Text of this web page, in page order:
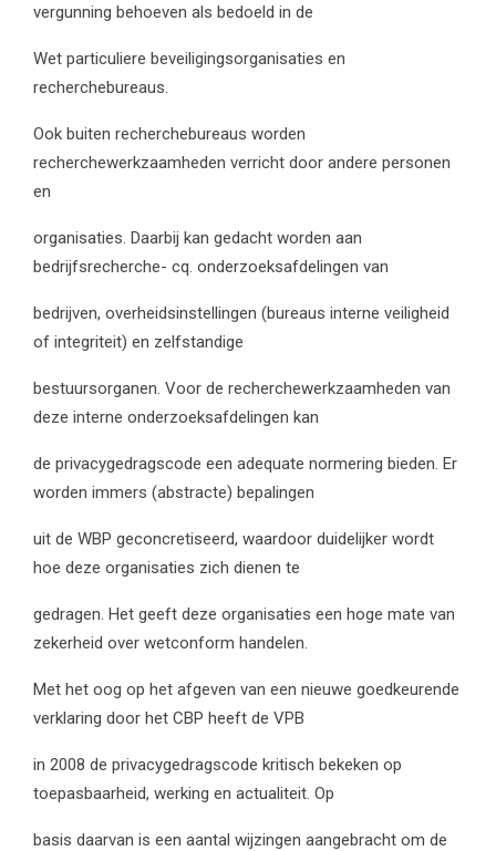
vergunning behoeven als bedoeld in de
Wet particuliere beveiligingsorganisaties en
recherchebureaus.
Ook buiten recherchebureaus worden
recherchewerkzaamheden verricht door andere personen
en
organisaties. Daarbij kan gedacht worden aan
bedrijfsrecherche- cq. onderzoeksafdelingen van
bedrijven, overheidsinstellingen (bureaus interne veiligheid
of integriteit) en zelfstandige
bestuursorganen. Voor de recherchewerkzaamheden van
deze interne onderzoeksafdelingen kan
de privacygedragscode een adequate normering bieden. Er
worden immers (abstracte) bepalingen
uit de WBP geconcretiseerd, waardoor duidelijker wordt
hoe deze organisaties zich dienen te
gedragen. Het geeft deze organisaties een hoge mate van
zekerheid over wetconform handelen.
Met het oog op het afgeven van een nieuwe goedkeurende
verklaring door het CBP heeft de VPB
in 2008 de privacygedragscode kritisch bekeken op
toepasbaarheid, werking en actualiteit. Op
basis daarvan is een aantal wijzingen aangebracht om de